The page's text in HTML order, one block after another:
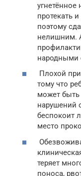
угнетённое
протекать
поэтому
нелишним.
народными
Плохой
тому что
может быть
нарушений
беспокоит
место
теряет
поноса,